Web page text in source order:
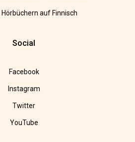
auf Finnisch
Social
Facebook
Instagram
Twitter
YouTube